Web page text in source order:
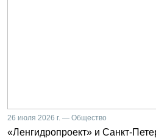
26 июля 2026 г. — Общество
«Ленгидропроект» и Санкт-